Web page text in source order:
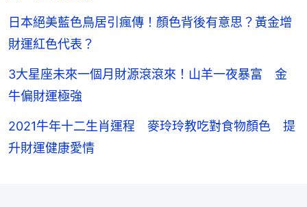
日本絕美藍色鳥居引瘋傳！顏色背後有意思？黃金增
財運紅色代表？
3大星座未來一個月財源滾滾來！山羊一夜暴富 金
牛偏財運極強
2021牛年十二生肖運程 麥玲玲教吃對食物顏色 提
升財運健康愛情